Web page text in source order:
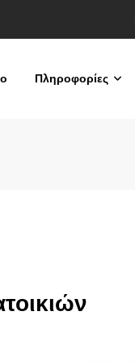
του ΒΝΣ Λάρισας –
Πληροφορίες